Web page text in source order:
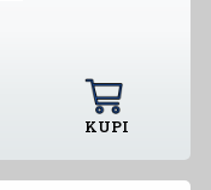
KUPI